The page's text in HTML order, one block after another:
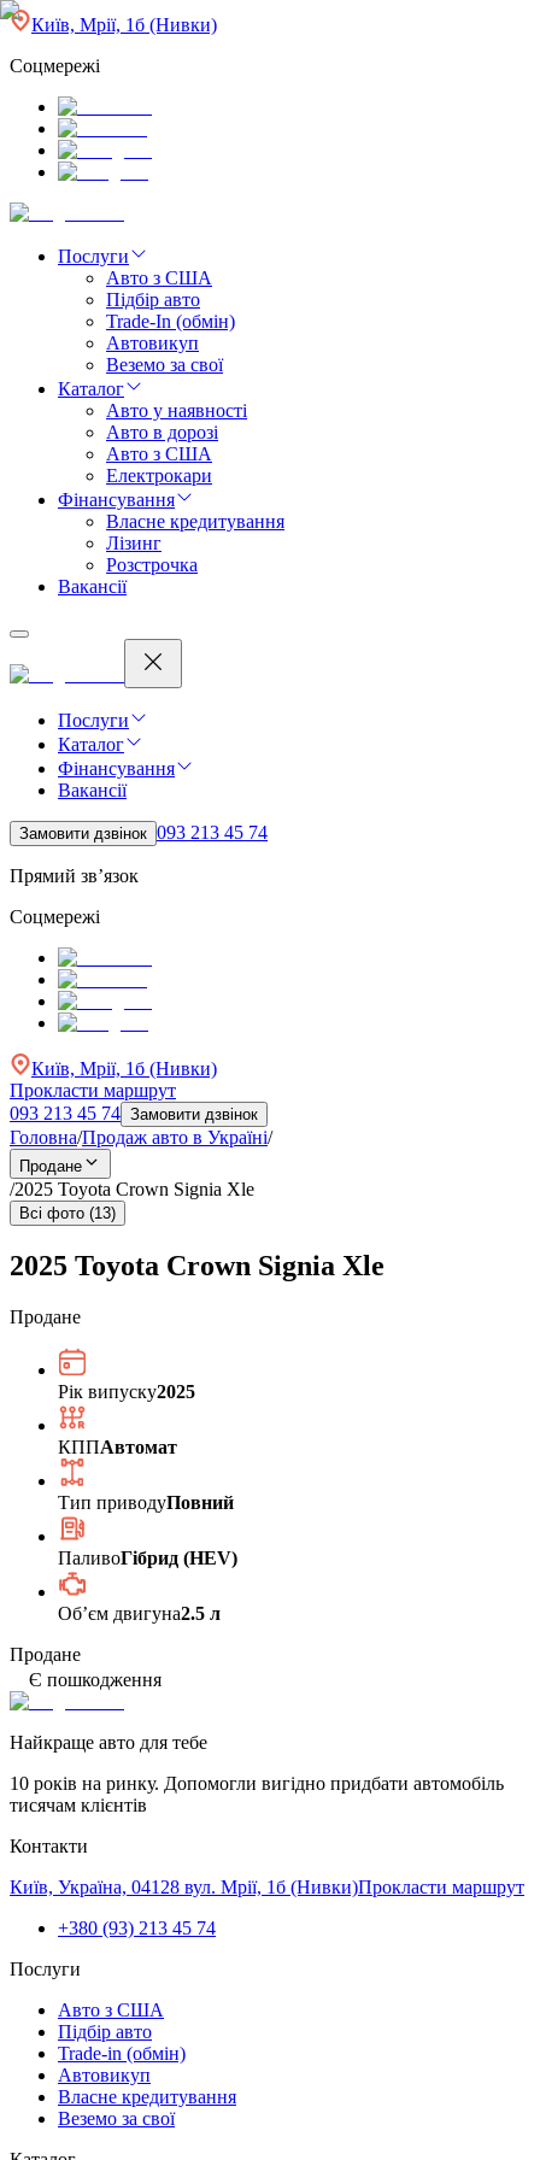
Київ, Мрії, 1б (Нивки)
Соцмережі
Послуги
Авто з США
Підбір авто
Trade-In (обмін)
Автовикуп
Веземо за свої
Каталог
Авто у наявності
Авто в дорозі
Авто з США
Електрокари
Фінансування
Власне кредитування
Лізинг
Розстрочка
Вакансії
Послуги
Каталог
Фінансування
Вакансії
Замовити дзвінок 093 213 45 74
Прямий зв’язок
Соцмережі
Київ, Мрії, 1б (Нивки)
Прокласти маршрут
093 213 45 74 Замовити дзвінок
Головна/Продаж авто в Україні/
Продане
/2025 Toyota Crown Signia Xle
Всі фото (13)
2025 Toyota Crown Signia Xle
Продане
Рік випуску2025
КППАвтомат
Тип приводуПовний
ПаливоГібрид (HEV)
Обʼєм двигуна2.5 л
Продане
Є пошкодження
Найкраще авто для тебе
10 років на ринку. Допомогли вигідно придбати автомобіль
тисячам клієнтів
Контакти
Київ, Україна, 04128 вул. Мрії, 1б (Нивки)Прокласти маршрут
+380 (93) 213 45 74
Послуги
Авто з США
Підбір авто
Trade-in (обмін)
Автовикуп
Власне кредитування
Веземо за свої